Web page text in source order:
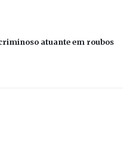
atuante em roubos